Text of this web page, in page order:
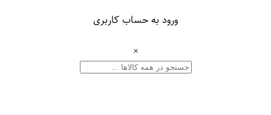
ورود به حساب کاربری
×